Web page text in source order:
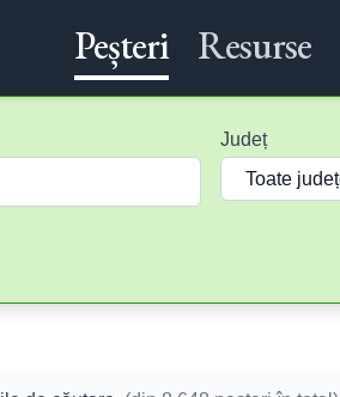
Peșteri Resurse
Județ